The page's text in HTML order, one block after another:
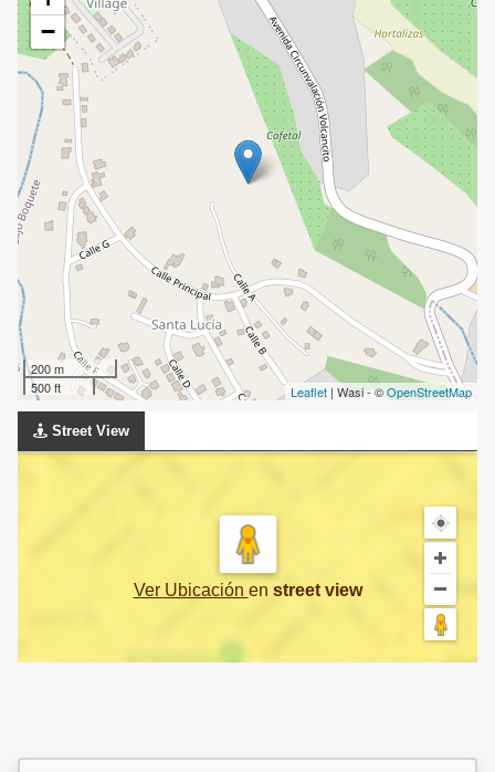
−
200 m
500 ft
Leaflet | Wasi - ©OpenStreetMap
Street View
Ver Ubicación en street view